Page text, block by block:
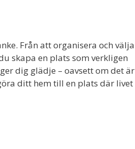
Från att organisera och välja
skapa en plats som verkligen
dig glädje – oavsett om det är
ditt hem till en plats där livet